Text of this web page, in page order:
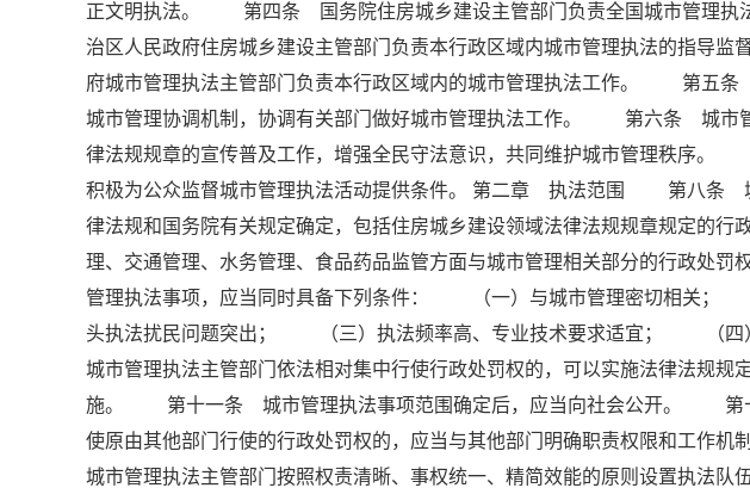
正文明执法。 第四条 国务院住房城乡建设主管部门负责全国城市管理
治区人民政府住房城乡建设主管部门负责本行政区域内城市管理执法的指
府城市管理执法主管部门负责本行政区域内的城市管理执法工作。 第五条
城市管理协调机制，协调有关部门做好城市管理执法工作。 第六条 城市
律法规规章的宣传普及工作，增强全民守法意识，共同维护城市管理秩序
积极为公众监督城市管理执法活动提供条件。 第二章 执法范围 第八条
律法规和国务院有关规定确定，包括住房城乡建设领域法律法规规章规定的行
理、交通管理、水务管理、食品药品监管方面与城市管理相关部分的行政
管理执法事项，应当同时具备下列条件： （一）与城市管理密切相关；
头执法扰民问题突出； （三）执法频率高、专业技术要求适宜； （
城市管理执法主管部门依法相对集中行使行政处罚权的，可以实施法律法规规
施。 第十一条 城市管理执法事项范围确定后，应当向社会公开。 第
使原由其他部门行使的行政处罚权的，应当与其他部门明确职责权限和工
城市管理执法主管部门按照权责清晰、事权统一、精简效能的原则设置执